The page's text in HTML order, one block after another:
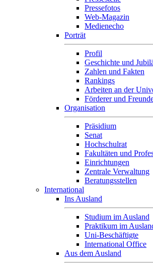
Pressefotos
Web-Magazin
Medienecho
Porträt
Profil
Geschichte und
Zahlen und Fakten
Rankings
Arbeiten an der
Förderer und
Organisation
Präsidium
Senat
Hochschulrat
Fakultäten und
Einrichtungen
Zentrale Verwaltung
Beratungsstellen
International
Ins Ausland
Studium im Ausland
Praktikum im
Uni-Beschäftigte
International Office
Aus dem Ausland